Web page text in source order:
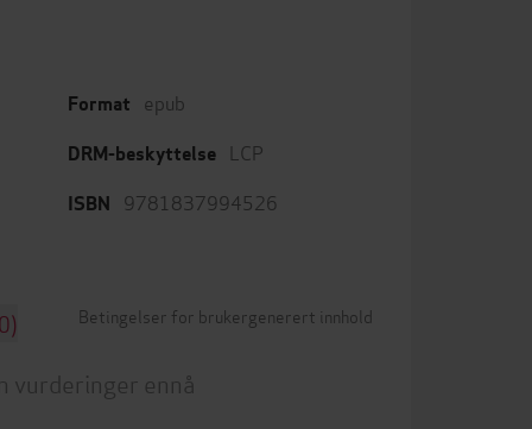
Format epub
DRM-beskyttelse LCP
ISBN 9781837994526
Betingelser for brukergenerert innhold
vurderinger ennå